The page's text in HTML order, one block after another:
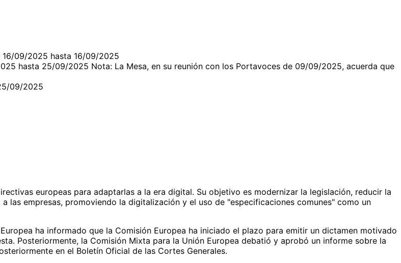
16/09/2025 hasta 16/09/2025
hasta 25/09/2025 Nota: La Mesa, en su reunión con los Portavoces de 09/09/2025, acuerda que
09/2025
europeas para adaptarlas a la era digital. Su objetivo es modernizar la legislación, reducir la
las empresas, promoviendo la digitalización y el uso de "especificaciones comunes" como un
ha informado que la Comisión Europea ha iniciado el plazo para emitir un dictamen motivado
Posteriormente, la Comisión Mixta para la Unión Europea debatió y aprobó un informe sobre la
en el Boletín Oficial de las Cortes Generales.